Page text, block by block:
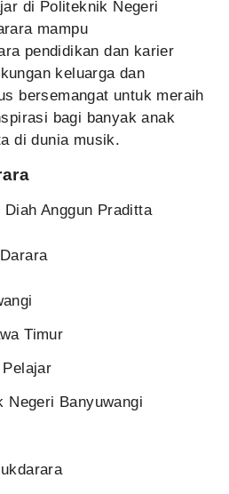
di Politeknik Negeri
mampu
pendidikan dan karier
keluarga dan
bersemangat untuk meraih
bagi banyak anak
di dunia musik.
Anggun Praditta
Timur
Negeri Banyuwangi